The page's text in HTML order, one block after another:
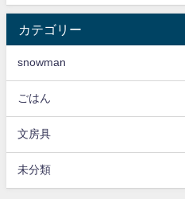
カテゴリー
snowman
ごはん
文房具
未分類